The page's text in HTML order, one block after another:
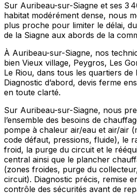
Sur Auribeau-sur-Siagne et ses 3
habitat modérément dense, nous
plus proche pour limiter le délai,
de la Siagne aux abords de la
À Auribeau-sur-Siagne, nos
bien Vieux village, Peygros, Les
Le Riou, dans tous les quartiers de
Diagnostic d’abord, devis ferme
en toute clarté.
Sur Auribeau-sur-Siagne, nous
l’ensemble des besoins de
pompe à chaleur air/eau et air/air
code défaut, pressions, fluide), le
froid, la purge du circuit et le
central ainsi que le plancher
(zones froides, purge du
circuit). Diagnostic précis, remise
contrôle des sécurités avant de